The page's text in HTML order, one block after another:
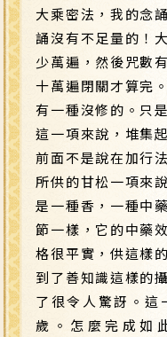
大乘密法，我的念
誦沒有不足量的！
少萬遍，然後咒數
十萬遍閉關才算完
有一種沒修的。只
這一項來說，堆集
前面不是說在加行
所供的甘松一項來
是一種香，一種中
節一樣，它的中藥
格很平實，供這樣
到了善知識這樣的
了很令人驚訝。這
歲。怎麼完成如